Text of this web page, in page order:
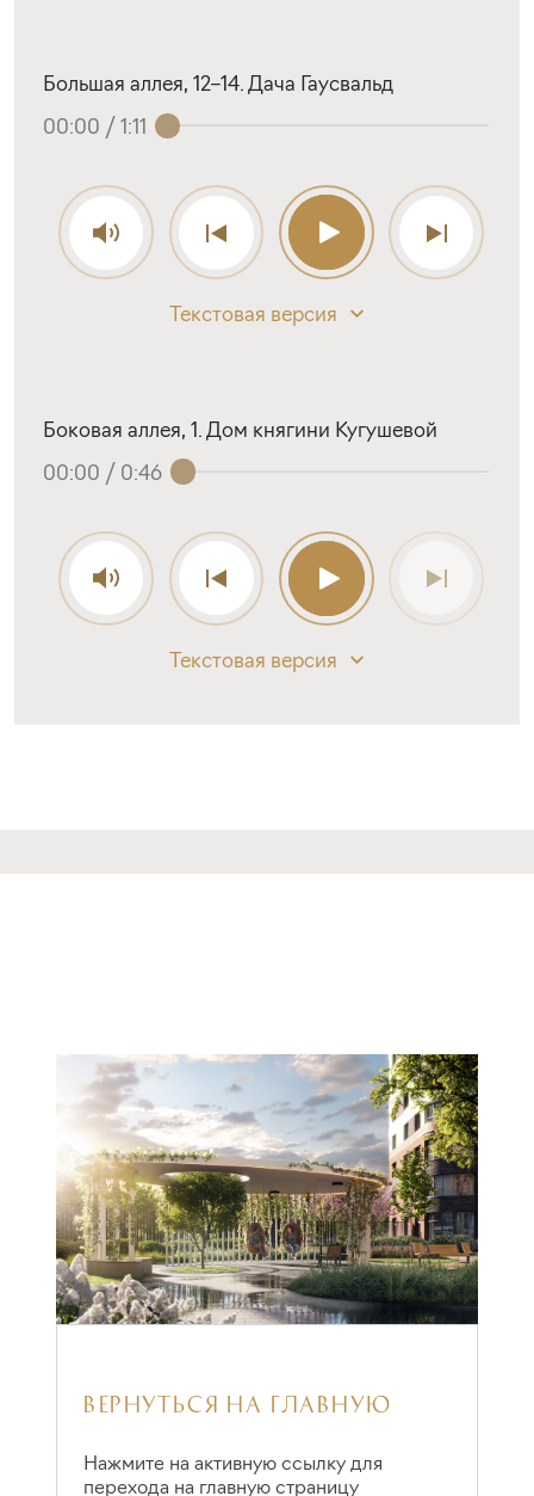
Большая аллея, 12–14. Дача Гаусвальд
00:00 / 1:11
Текстовая версия
Боковая аллея, 1. Дом княгини Кугушевой
00:00 / 0:46
Текстовая версия
ВЕРНУТЬСЯ НА ГЛАВНУЮ
Нажмите на активную ссылку для
перехода на главную страницу